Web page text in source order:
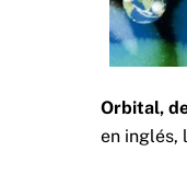
Orbital,
en inglés,